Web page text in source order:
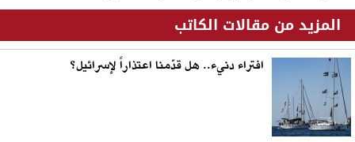
المزيد من مقالات الكاتب
افتراء دنيء.. هل قدّمنا اعتذاراً لإسرائيل؟